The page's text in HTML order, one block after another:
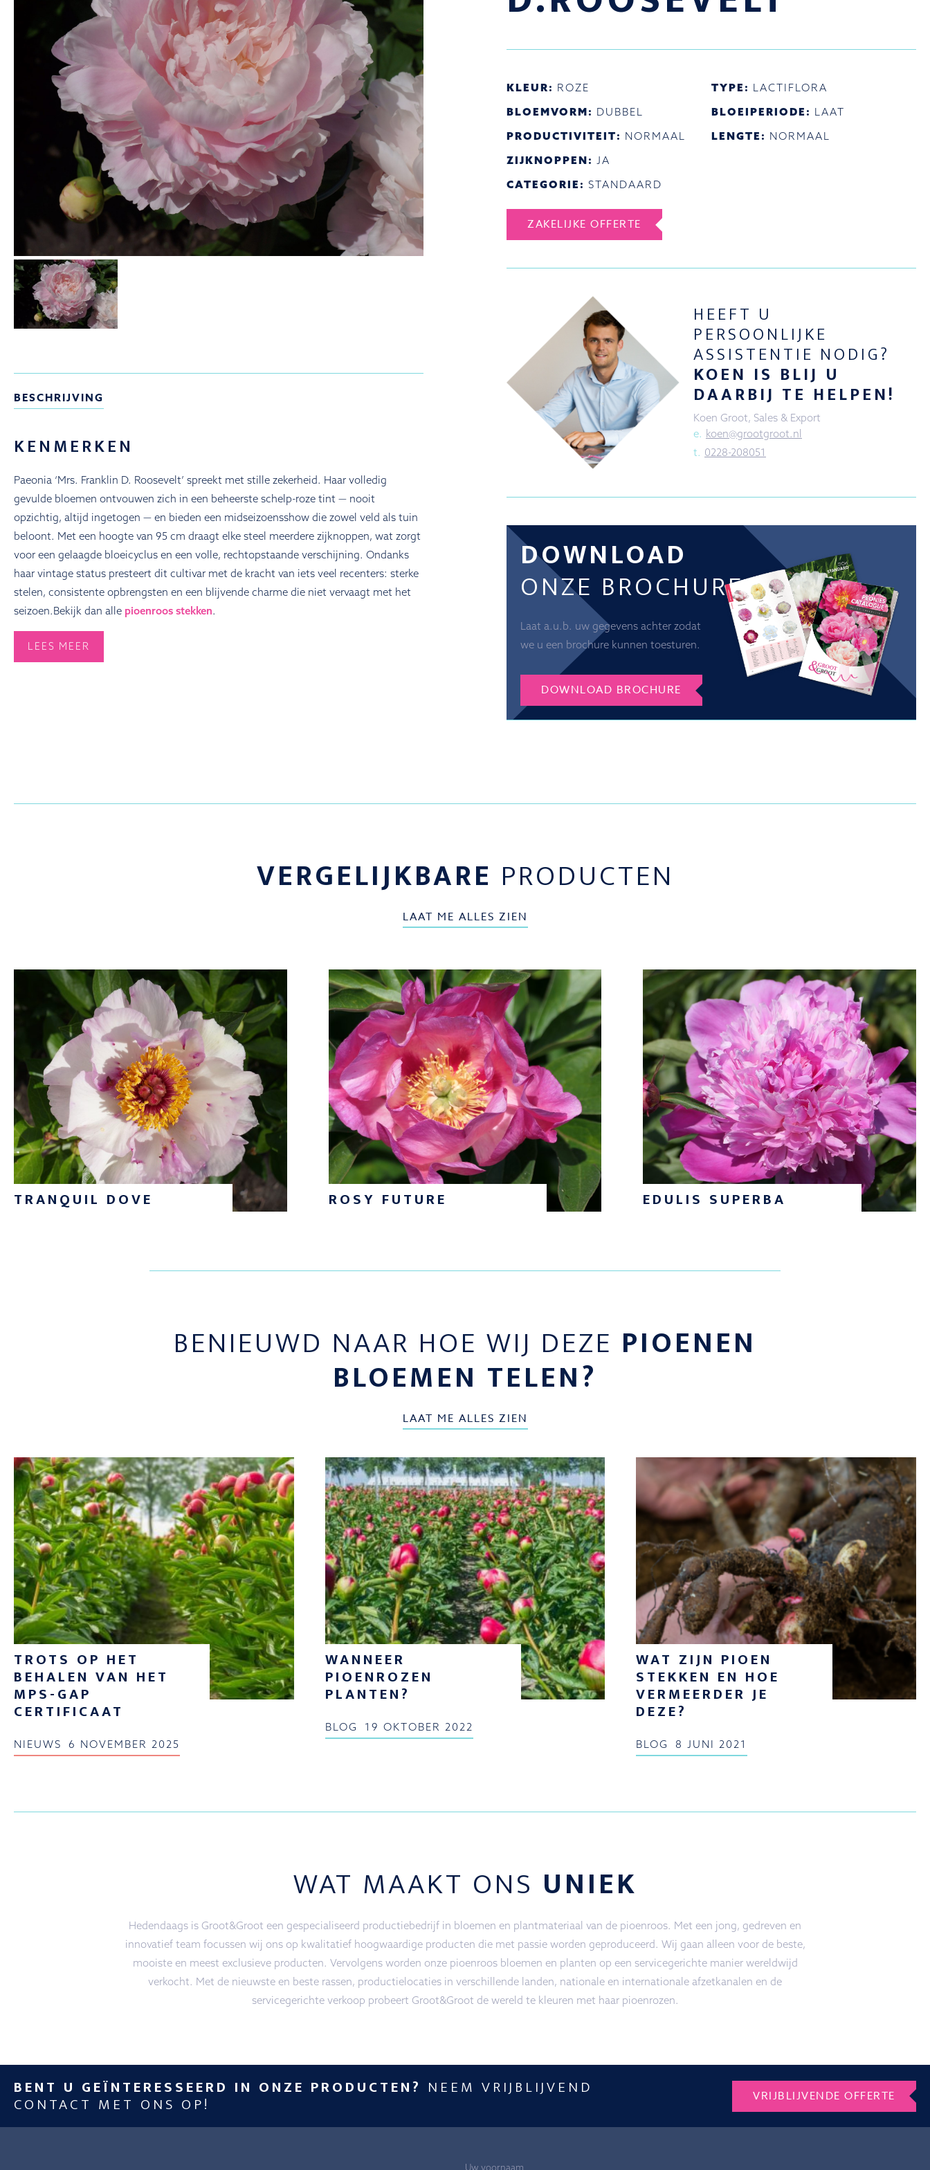
BESCHRIJVING
KENMERKEN
Paeonia ‘Mrs. Franklin D. Roosevelt’ spreekt met stille zekerheid. Haar volledig
gevulde bloemen ontvouwen zich in een beheerste schelp-roze tint — nooit
opzichtig, altijd ingetogen — en bieden een midseizoensshow die zowel veld als tuin
beloont. Met een hoogte van 95 cm draagt elke steel meerdere zijknoppen, wat zorgt
voor een gelaagde bloeicyclus en een volle, rechtopstaande verschijning. Ondanks
haar vintage status presteert dit cultivar met de kracht van iets veel recenters: sterke
stelen, consistente opbrengsten en een blijvende charme die niet vervaagt met het
seizoen.Bekijk dan alle pioenroos stekken.
LEES MEER
KLEUR: ROZE TYPE: LACTIFLORA
BLOEMVORM: DUBBEL BLOEIPERIODE: LAAT
PRODUCTIVITEIT: NORMAAL LENGTE: NORMAAL
ZIJKNOPPEN: JA
CATEGORIE: STANDAARD
ZAKELIJKE OFFERTE
HEEFT U
PERSOONLIJKE
ASSISTENTIE NODIG?
KOEN IS BLIJ U
DAARBIJ TE HELPEN!
Koen Groot, Sales & Export
e. koen@grootgroot.nl
t. 0228-208051
DOWNLOAD
ONZE BROCHURE
Laat a.u.b. uw gegevens achter zodat
we u een brochure kunnen toesturen.
DOWNLOAD BROCHURE
VERGELIJKBARE PRODUCTEN
LAAT ME ALLES ZIEN
TRANQUIL DOVE ROSY FUTURE EDULIS SUPERBA
BENIEUWD NAAR HOE WIJ DEZE PIOENEN
BLOEMEN TELEN?
LAAT ME ALLES ZIEN
TROTS OP HET
BEHALEN VAN HET
MPS-GAP
CERTIFICAAT
NIEUWS 6 NOVEMBER 2025
WANNEER
PIOENROZEN
PLANTEN?
BLOG 19 OKTOBER 2022
WAT ZIJN PIOEN
STEKKEN EN HOE
VERMEERDER JE
DEZE?
BLOG 8 JUNI 2021
WAT MAAKT ONS UNIEK
Hedendaags is Groot&Groot een gespecialiseerd productiebedrijf in bloemen en plantmateriaal van de pioenroos. Met een jong, gedreven en
innovatief team focussen wij ons op kwalitatief hoogwaardige producten die met passie worden geproduceerd. Wij gaan alleen voor de beste,
mooiste en meest exclusieve producten. Vervolgens worden onze pioenroos bloemen en planten op een servicegerichte manier wereldwijd
verkocht. Met de nieuwste en beste rassen, productielocaties in verschillende landen, nationale en internationale afzetkanalen en de
servicegerichte verkoop probeert Groot&Groot de wereld te kleuren met haar pioenrozen.
BENT U GEÏNTERESSEERD IN ONZE PRODUCTEN? NEEM VRIJBLIJVEND
CONTACT MET ONS OP! VRIJBLIJVENDE OFFERTE